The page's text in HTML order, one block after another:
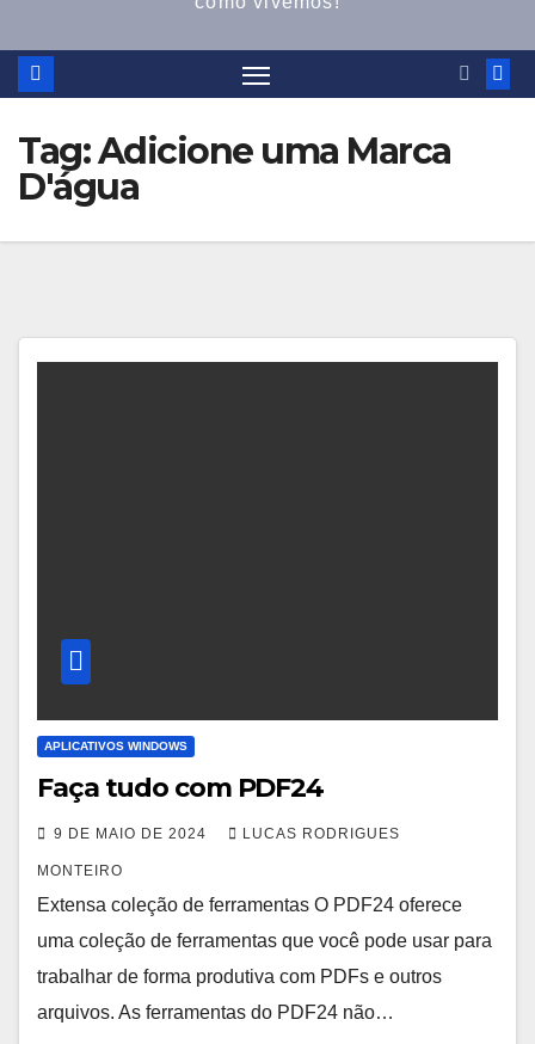
Tag:Adicione uma Marca
D'água
APLICATIVOS WINDOWS
Faça tudo com PDF24
9 DE MAIO DE 2024 LUCAS RODRIGUES
MONTEIRO
Extensa coleção de ferramentas O PDF24 oferece
uma coleção de ferramentas que você pode usar para
trabalhar de forma produtiva com PDFs e outros
arquivos. As ferramentas do PDF24 não…